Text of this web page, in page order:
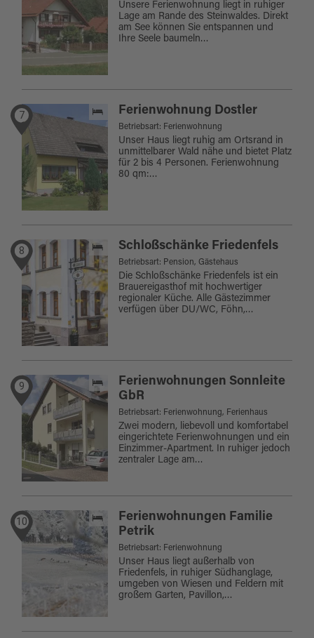
Unsere Ferienwohnung liegt in ruhiger
Lage am Rande des Steinwaldes. Direkt
am See können Sie entspannen und
Ihre Seele baumeln…
7 Ferienwohnung Dostler
Unser Haus liegt ruhig am Ortsrand in
unmittelbarer Wald nähe und bietet Platz
für 2 bis 4 Personen. Ferienwohnung
80 qm:…
Betriebsart: Ferienwohnung
8 Schloßschänke Friedenfels
Die Schloßschänke Friedenfels ist ein
Brauereigasthof mit hochwertiger
regionaler Küche. Alle Gästezimmer
verfügen über DU/WC, Föhn,…
Betriebsart: Pension, Gästehaus
9
Ferienwohnungen Sonnleite
GbR
Zwei modern, liebevoll und komfortabel
eingerichtete Ferienwohnungen und ein
Einzimmer-Apartment. In ruhiger jedoch
zentraler Lage am…
Betriebsart: Ferienwohnung, Ferienhaus
10
Ferienwohnungen Familie
Petrik
Unser Haus liegt außerhalb von
Friedenfels, in ruhiger Südhanglage,
umgeben von Wiesen und Feldern mit
großem Garten, Pavillon,…
Betriebsart: Ferienwohnung